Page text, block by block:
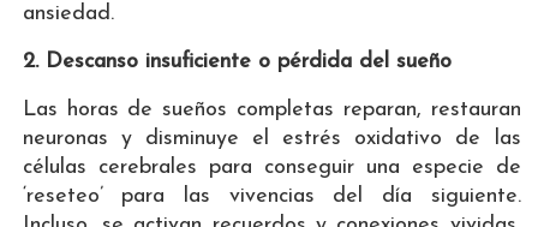
ansiedad.
2. Descanso insuficiente o pérdida del sueño
Las horas de sueños completas reparan, restauran
neuronas y disminuye el estrés oxidativo de las
células cerebrales para conseguir una especie de
‘reseteo’ para las vivencias del día siguiente.